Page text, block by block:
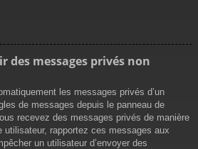
des messages privés non
les messages privés d’un
de messages depuis le panneau de
recevez des messages privés de manière
utilisateur, rapportez ces messages aux
un utilisateur d’envoyer des